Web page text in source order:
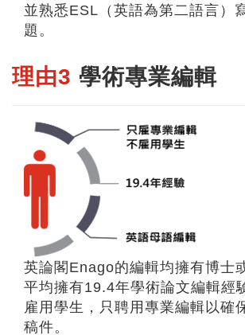
並熟悉ESL（英語為第二語言）
題。
理由3 學術專業編輯
英論閣Enago的編輯均擁有博士
平均擁有19.4年學術論文編輯經
雇用學生，只聘用專業編輯以確
稿件。